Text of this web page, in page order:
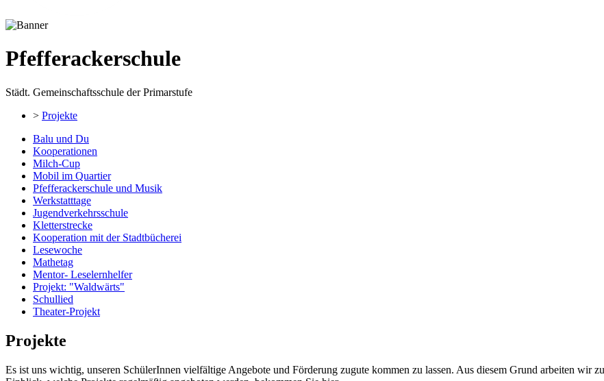
Pfefferackerschule
Städt. Gemeinschaftsschule der Primarstufe
> Projekte
Balu und Du
Kooperationen
Milch-Cup
Mobil im Quartier
Pfefferackerschule und Musik
Werkstatttage
Jugendverkehrsschule
Kletterstrecke
Kooperation mit der Stadtbücherei
Lesewoche
Mathetag
Mentor- Leselernhelfer
Projekt: "Waldwärts"
Schullied
Theater-Projekt
Projekte
Es ist uns wichtig, unseren SchülerInnen vielfältige Angebote und Förderung zugute kommen zu lassen. Aus diesem Grund arbeiten wir